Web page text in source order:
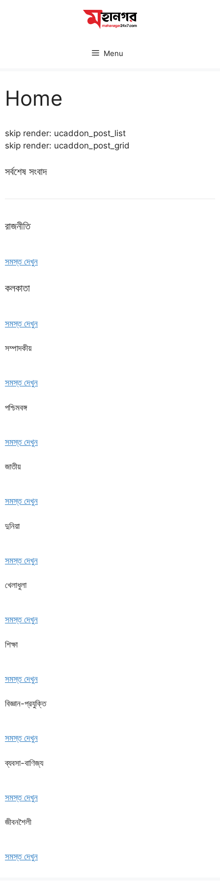
Menu
Home
skip render: ucaddon_post_list
skip render: ucaddon_post_grid
সর্বশেষ সংবাদ
রাজনীতি
সমস্ত দেখুন
কলকাতা
সমস্ত দেখুন
সম্পাদকীয়
সমস্ত দেখুন
পশ্চিমবঙ্গ
সমস্ত দেখুন
জাতীয়
সমস্ত দেখুন
দুনিয়া
সমস্ত দেখুন
খেলাধুলা
সমস্ত দেখুন
শিক্ষা
সমস্ত দেখুন
বিজ্ঞান-প্রযুক্তি
সমস্ত দেখুন
ব্যবসা-বাণিজ্য
সমস্ত দেখুন
জীবনশৈলী
সমস্ত দেখুন